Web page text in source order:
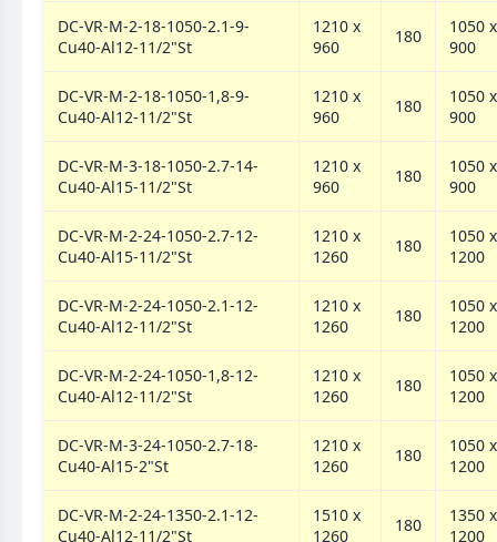
DC-VR-M-2-18-1050-2.1-9-
Cu40-Al12-11/2"St
1210 х
960
180
1050 х
900
DC-VR-M-2-18-1050-1,8-9-
Cu40-Al12-11/2"St
1210 х
960
180
1050 х
900
DC-VR-M-3-18-1050-2.7-14-
Cu40-Al15-11/2"St
1210 х
960
180
1050 х
900
DC-VR-M-2-24-1050-2.7-12-
Cu40-Al15-11/2"St
1210 х
1260
180
1050 х
1200
DC-VR-M-2-24-1050-2.1-12-
Cu40-Al12-11/2"St
1210 х
1260
180
1050 х
1200
DC-VR-M-2-24-1050-1,8-12-
Cu40-Al12-11/2"St
1210 х
1260
180
1050 х
1200
DC-VR-M-3-24-1050-2.7-18-
Cu40-Al15-2"St
1210 х
1260
180
1050 х
1200
DC-VR-M-2-24-1350-2.1-12-
Cu40-Al12-11/2"St
1510 х
1260
180
1350 х
1200